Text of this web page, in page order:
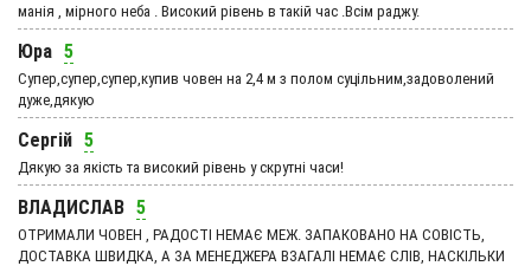
манія , мірного неба . Високий рівень в такій час .Всім раджу.
Юра 5
Супер,супер,супер,купив човен на 2,4 м з полом суцільним,задоволений
дуже,дякую
Сергій 5
Дякую за якість та високий рівень у скрутні часи!
ВЛАДИСЛАВ 5
ОТРИМАЛИ ЧОВЕН , РАДОСТІ НЕМАЄ МЕЖ. ЗАПАКОВАНО НА СОВІСТЬ,
ДОСТАВКА ШВИДКА, А ЗА МЕНЕДЖЕРА ВЗАГАЛІ НЕМАЄ СЛІВ, НАСКІЛЬКИ